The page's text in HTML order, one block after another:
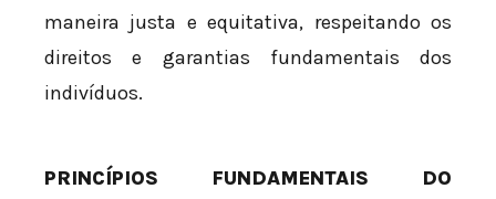
maneira justa e equitativa, respeitando os
direitos e garantias fundamentais dos
indivíduos.
PRINCÍPIOS FUNDAMENTAIS DO